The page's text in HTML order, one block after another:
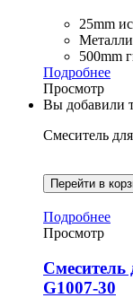
25mm
500mm
Подробнее
Просмотр
Вы добавили
Смеситель
Перейти в
Подробнее
Просмотр
G1007-30